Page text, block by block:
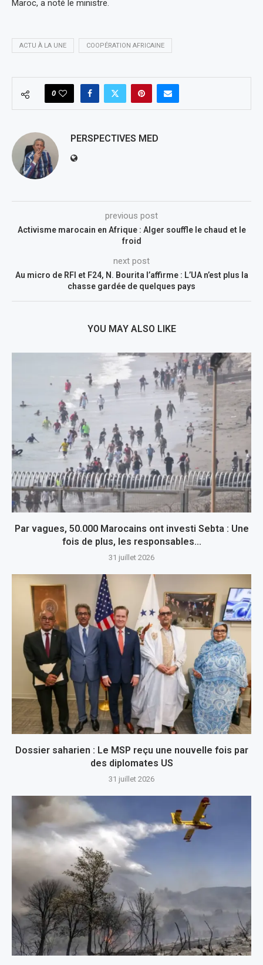
Maroc, a noté le ministre.
ACTU À LA UNE COOPÉRATION AFRICAINE
0
PERSPECTIVES MED
previous post
Activisme marocain en Afrique : Alger souffle le chaud et le
froid
next post
Au micro de RFI et F24, N. Bourita l’affirme : L’UA n’est plus la
chasse gardée de quelques pays
YOU MAY ALSO LIKE
Par vagues, 50.000 Marocains ont investi Sebta : Une
fois de plus, les responsables...
31 juillet 2026
Dossier saharien : Le MSP reçu une nouvelle fois par
des diplomates US
31 juillet 2026